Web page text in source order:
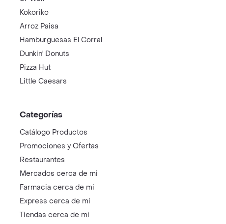
Kokoriko
Arroz Paisa
Hamburguesas El Corral
Dunkin' Donuts
Pizza Hut
Little Caesars
Categorías
Catálogo Productos
Promociones y Ofertas
Restaurantes
Mercados cerca de mi
Farmacia cerca de mi
Express cerca de mi
Tiendas cerca de mi